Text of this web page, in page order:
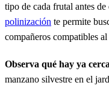
tipo de cada frutal antes
polinización te permite
compañeros compatibles al
Observa qué hay ya
manzano silvestre en el